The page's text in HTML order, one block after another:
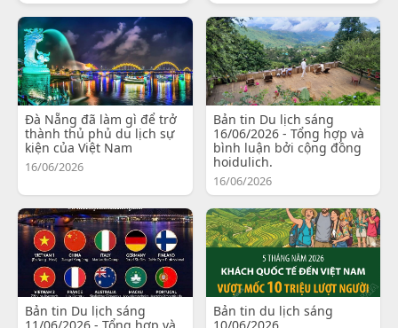
Đà Nẵng đã làm gì để trở
thành thủ phủ du lịch sự
kiện của Việt Nam
16/06/2026
Bản tin Du lịch sáng
16/06/2026 - Tổng hợp và
bình luận bởi cộng đồng
hoidulich.
16/06/2026
Bản tin Du lịch sáng
11/06/2026 - Tổng hợp và
Bản tin du lịch sáng
10/06/2026